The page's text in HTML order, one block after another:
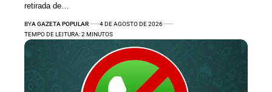
retirada de…
BYA GAZETA POPULAR
4 DE AGOSTO DE 2026
TEMPO DE LEITURA: 2 MINUTOS